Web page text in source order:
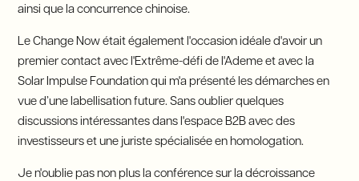
ainsi que la concurrence chinoise.
Le Change Now était également l'occasion idéale d'avoir un
premier contact avec l'Extrême-défi de l'Ademe et avec la
Solar Impulse Foundation qui m'a présenté les démarches en
vue d’une labellisation future. Sans oublier quelques
discussions intéressantes dans l'espace B2B avec des
investisseurs et une juriste spécialisée en homologation.
Je n'oublie pas non plus la conférence sur la décroissance